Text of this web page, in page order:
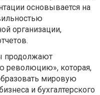
основывается на
организации,
продолжают
революцию», которая,
мировую
и бухгалтерского